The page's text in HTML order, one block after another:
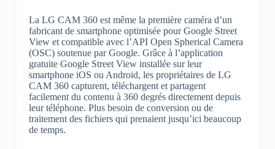
La LG CAM 360 est même la première caméra d’un
fabricant de smartphone optimisée pour Google Street
View et compatible avec l’API Open Spherical Camera
(OSC) soutenue par Google. Grâce à l’application
gratuite Google Street View installée sur leur
smartphone iOS ou Android, les propriétaires de LG
CAM 360 capturent, téléchargent et partagent
facilement du contenu à 360 degrés directement depuis
leur téléphone. Plus besoin de conversion ou de
traitement des fichiers qui prenaient jusqu’ici beaucoup
de temps.